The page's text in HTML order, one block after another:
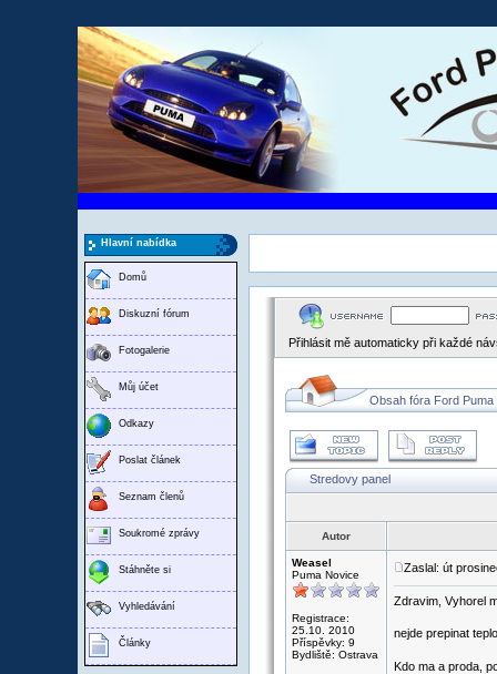
Hlavní nabídka
Domů
Diskuzní fórum
Fotogalerie
Můj účet
Odkazy
Poslat článek
Seznam členů
Soukromé zprávy
Stáhněte si
Vyhledávání
Články
Přihlásit mě automaticky při každé
Obsah fóra Ford Puma
Stredovy panel
Autor
Weasel
Puma Novice
Registrace:
25.10. 2010
Příspěvky: 9
Bydliště: Ostrava
Zaslal: út
Zdravim, Vyhorel
nejde prepinat
Kdo ma a proda,